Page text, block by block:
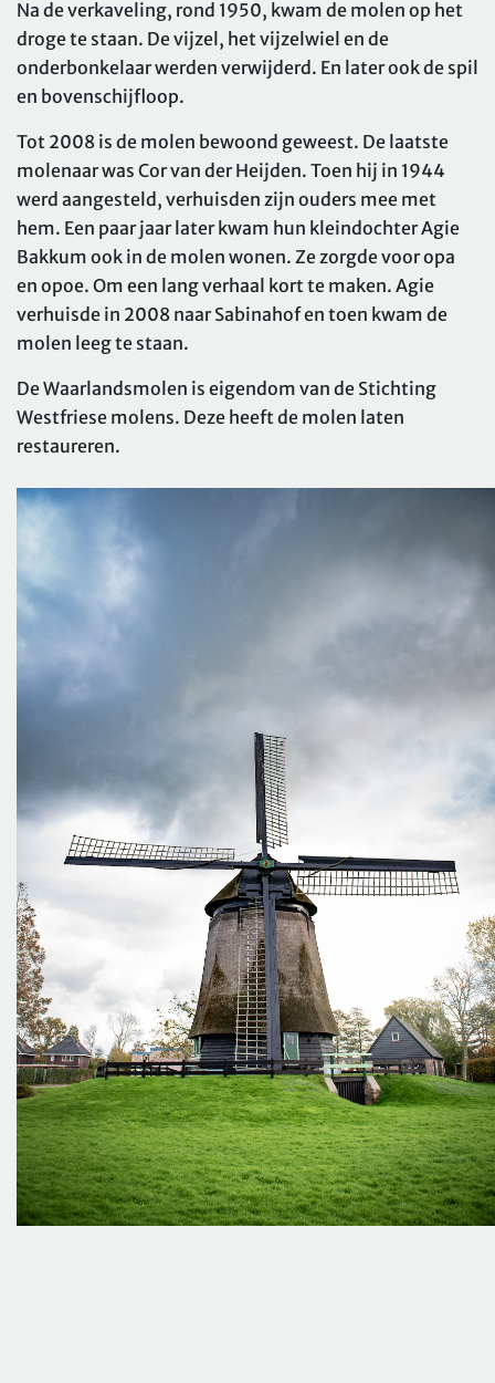
Na de verkaveling, rond 1950, kwam de molen op het
droge te staan. De vijzel, het vijzelwiel en de
onderbonkelaar werden verwijderd. En later ook de spil
en bovenschijfloop.
Tot 2008 is de molen bewoond geweest. De laatste
molenaar was Cor van der Heijden. Toen hij in 1944
werd aangesteld, verhuisden zijn ouders mee met
hem. Een paar jaar later kwam hun kleindochter Agie
Bakkum ook in de molen wonen. Ze zorgde voor opa
en opoe. Om een lang verhaal kort te maken. Agie
verhuisde in 2008 naar Sabinahof en toen kwam de
molen leeg te staan.
De Waarlandsmolen is eigendom van de Stichting
Westfriese molens. Deze heeft de molen laten
restaureren.